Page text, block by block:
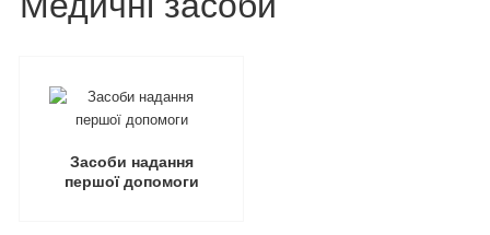
Засоби надання
першої допомоги